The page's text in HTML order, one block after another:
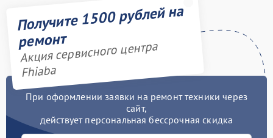
Получите 1500 рублей на
ремонт
Акция сервисного центра
Fhiaba
При оформлении заявки на ремонт техники через
сайт,
действует персональная бессрочная скидка